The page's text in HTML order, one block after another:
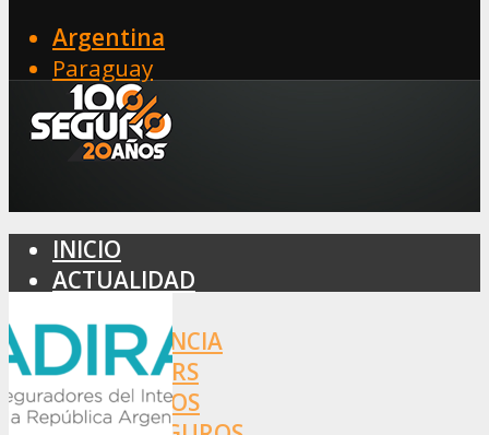
Argentina
Paraguay
INICIO
ACTUALIDAD
ASISTENCIA
BROKERS
SEGUROS